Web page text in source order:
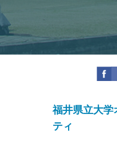
福井県立大
ティ